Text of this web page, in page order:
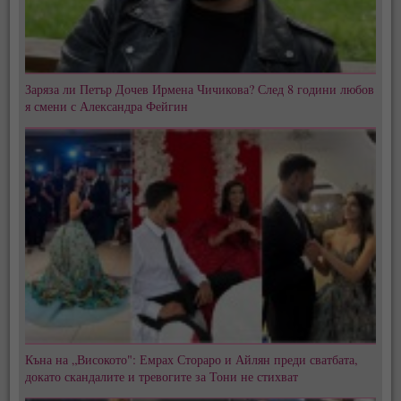
Заряза ли Петър Дочев Ирмена Чичикова? След 8 години любов
я смени с Александра Фейгин
Къна на „Високото": Емрах Стораро и Айлян преди сватбата,
докато скандалите и тревогите за Тони не стихват